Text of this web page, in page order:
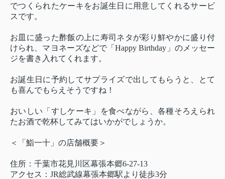
でつくられたケーキをお誕生日に用意してくれるサービ
スです。
お皿に盛った酢飯の上に寿司ネタが彩り鮮やかに盛り付
けられ、マヨネーズなどで「Happy Birthday」のメッセー
ジを書き入れてくれます。
お誕生日に予約してサプライズで出してもらうと、とて
も喜んでもらえそうですね！
おいしい「すしケーキ」を食べながら、各種そろえられ
たお酒で乾杯してみてはいかがでしょうか。
＜「鮨一十」の店舗概要＞
住所：千葉市花見川区幕張本郷6-27-13
アクセス：JR総武線幕張本郷駅より徒歩3分